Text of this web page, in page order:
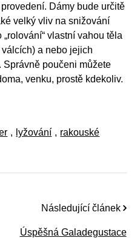
Dámy bude určitě
velký vliv na snižování
vlastní vahou těla
a nebo jejich
Správně poučeni můžete
venku, prostě kdekoliv.
, lyžování , rakouské
Následující článek
Úspěšná Galadegustace